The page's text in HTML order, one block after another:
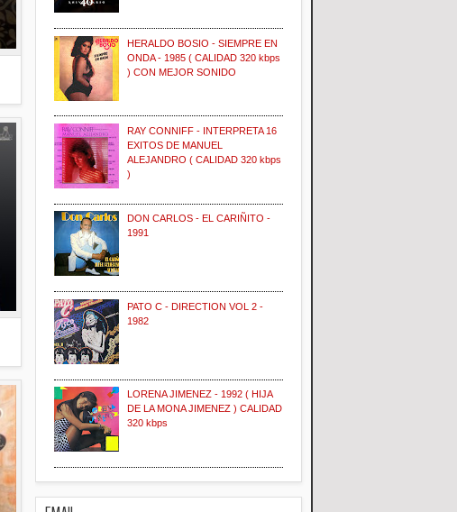
HERALDO BOSIO - SIEMPRE EN
ONDA - 1985 ( CALIDAD 320 kbps
) CON MEJOR SONIDO
RAY CONNIFF - INTERPRETA 16
EXITOS DE MANUEL
ALEJANDRO ( CALIDAD 320 kbps
)
DON CARLOS - EL CARIÑITO -
1991
PATO C - DIRECTION VOL 2 -
1982
LORENA JIMENEZ - 1992 ( HIJA
DE LA MONA JIMENEZ ) CALIDAD
320 kbps